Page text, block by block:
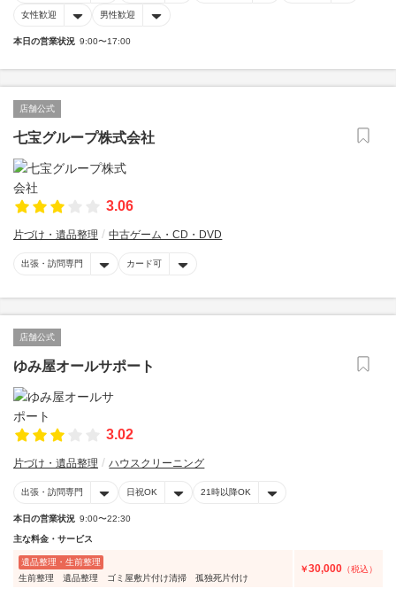
女性歓迎 男性歓迎
本日の営業状況 9:00〜17:00
店舗公式
七宝グループ株式会社
3.06
片づけ・遺品整理 中古ゲーム・CD・DVD
出張・訪問専門 カード可
店舗公式
ゆみ屋オールサポート
3.02
片づけ・遺品整理 ハウスクリーニング
出張・訪問専門 日祝OK 21時以降OK
本日の営業状況 9:00〜22:30
主な料金・サービス
遺品整理・生前整理
生前整理 遺品整理 ゴミ屋敷片付け清掃 孤独死片付け
￥30,000 （税込）